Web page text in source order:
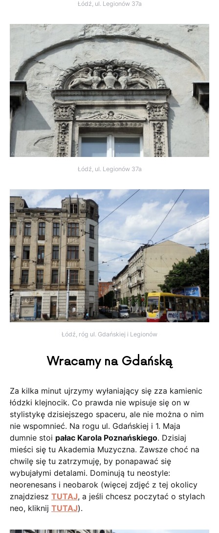
Łódź, ul. Legionów 37a
Łódź, ul. Legionów 37a
Łódź, róg ul. Gdańskiej i Legionów
Wracamy na Gdańską
Za kilka minut ujrzymy wyłaniający się zza kamienic
łódzki klejnocik. Co prawda nie wpisuje się on w
stylistykę dzisiejszego spaceru, ale nie można o nim
nie wspomnieć. Na rogu ul. Gdańskiej i 1. Maja
dumnie stoi pałac Karola Poznańskiego. Dzisiaj
mieści się tu Akademia Muzyczna. Zawsze choć na
chwilę się tu zatrzymuję, by ponapawać się
wybujałymi detalami. Dominują tu neostyle:
neorenesans i neobarok (więcej zdjęć z tej okolicy
znajdziesz TUTAJ, a jeśli chcesz poczytać o stylach
neo, kliknij TUTAJ).